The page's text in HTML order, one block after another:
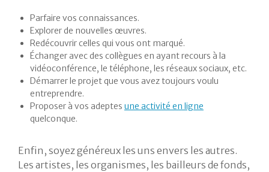
Parfaire vos connaissances.
Explorer de nouvelles œuvres.
Redécouvrir celles qui vous ont marqué.
Échanger avec des collègues en ayant recours à la
vidéoconférence, le téléphone, les réseaux sociaux, etc.
Démarrer le projet que vous avez toujours voulu
entreprendre.
Proposer à vos adeptes une activité en ligne
quelconque.
Enfin, soyez généreux les uns envers les autres.
Les artistes, les organismes, les bailleurs de fonds,